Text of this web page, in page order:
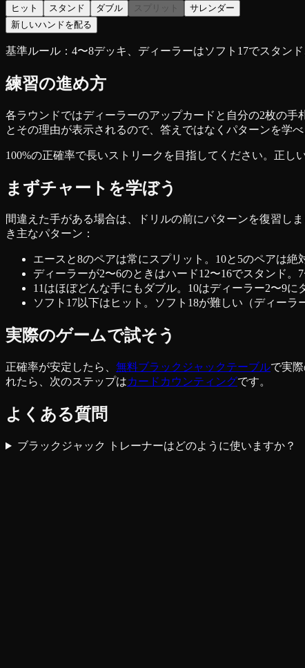
ヒット スタンド ダブル スプリット
サレンダー
新しいハンドを配る
基準ルール：4〜8デッキ、ディーラーはソフト17でスタン
練習の進め方
各ラウンドではディーラーのアップカードと自分の2枚の
とその理由が表示されるので、答えではなくパターンを学
100%の正確率で長いストリークを目指してください。正
まずチャートを学ぼう
間違えた手がある場合は、ドリルの前にパターンを復習しま
き主なパターン：
エースと8のペアは常にスプリット。10と5のペアは絶
ディーラーが2〜6のときはハード12〜16でスタンド。
11はほぼどんな手にもダブル。10はディーラー2〜9に
ソフト17以下はヒット。ソフト18が難しい（ディーラ
実際のゲームで試そう
正確率が安定したら、 無料ブラックジャックテーブルで実
れたら、次のステップはカードカウンティングです。
よくある質問
ブラックジャック トレーナーはどのように使いますか？